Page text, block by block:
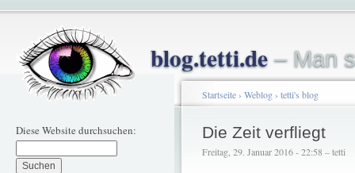
blog.tetti.de– Man
Diese Website durchsuchen:
Startseite› Weblog› tetti's blog
Die Zeit verfliegt
Freitag, 29. Januar 2016 - 22:58 – tetti